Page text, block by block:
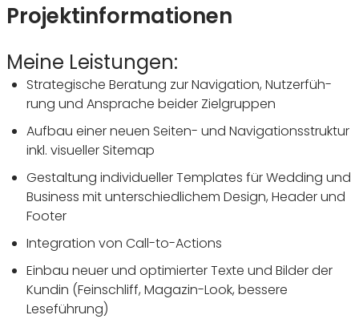
Projekt­informationen
Meine Leistungen:
Stra­te­gi­sche Bera­tung zur Navi­ga­tion, Nutzer­füh­
rung und Ansprache beider Zielgruppen
Aufbau einer neuen Seiten- und Navi­ga­ti­ons­struktur
inkl. visu­eller Sitemap
Gestal­tung indi­vi­du­eller Templates für Wedding und
Busi­ness mit unter­schied­li­chem Design, Header und
Footer
Inte­gra­tion von Call-to-Actions
Einbau neuer und opti­mierter Texte und Bilder der
Kundin (Fein­schliff, Magazin-Look, bessere
Leseführung)